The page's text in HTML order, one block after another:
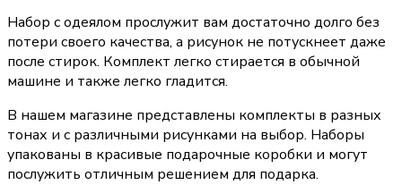
Набор с одеялом прослужит вам достаточно долго без
потери своего качества, а рисунок не потускнеет даже
после стирок. Комплект легко стирается в обычной
машине и также легко гладится.
В нашем магазине представлены комплекты в разных
тонах и с различными рисунками на выбор. Наборы
упакованы в красивые подарочные коробки и могут
послужить отличным решением для подарка.